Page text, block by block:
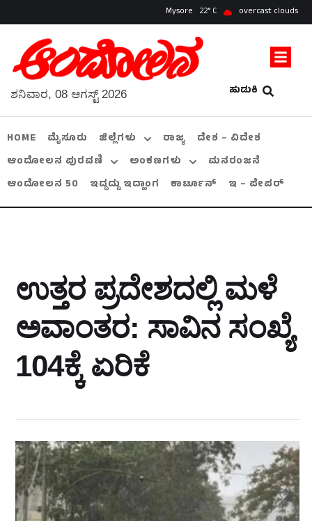
Mysore 22 overcast clouds
ಹುಡುಕಿ
ಶನಿವಾರ, 08 ಆಗಸ್ಟ್ 2026
HOME ಮೈಸೂರು ಜಿಲ್ಲೆಗಳು ರಾಜ್ಯ
ದೇಶ – ವಿದೇಶ
ಆಂದೋಲನ ಪುರವಣಿ
ಅಂಕಣಗಳು
ಮನರಂಜನೆ
ಆಂದೋಲನ 50
ಇದ್ದದ್ದು ಇದ್ಹಾಂಗ ಕಾರ್ಟೂನ್ ಇ – ಪೇಪರ್
ಉತ್ತರ ಪ್ರದೇಶದಲ್ಲಿ ಮಳೆ
ಅವಾಂತರ: ಸಾವಿನ ಸಂಖ್ಯೆ
104ಕ್ಕೆ ಏರಿಕೆ